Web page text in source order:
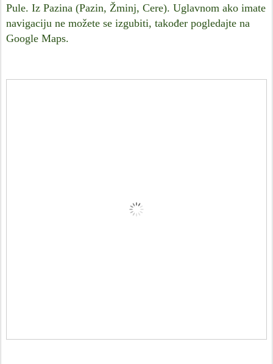
Pule. Iz Pazina (Pazin, Žminj, Cere). Uglavnom ako imate
navigaciju ne možete se izgubiti, također pogledajte na
Google Maps.